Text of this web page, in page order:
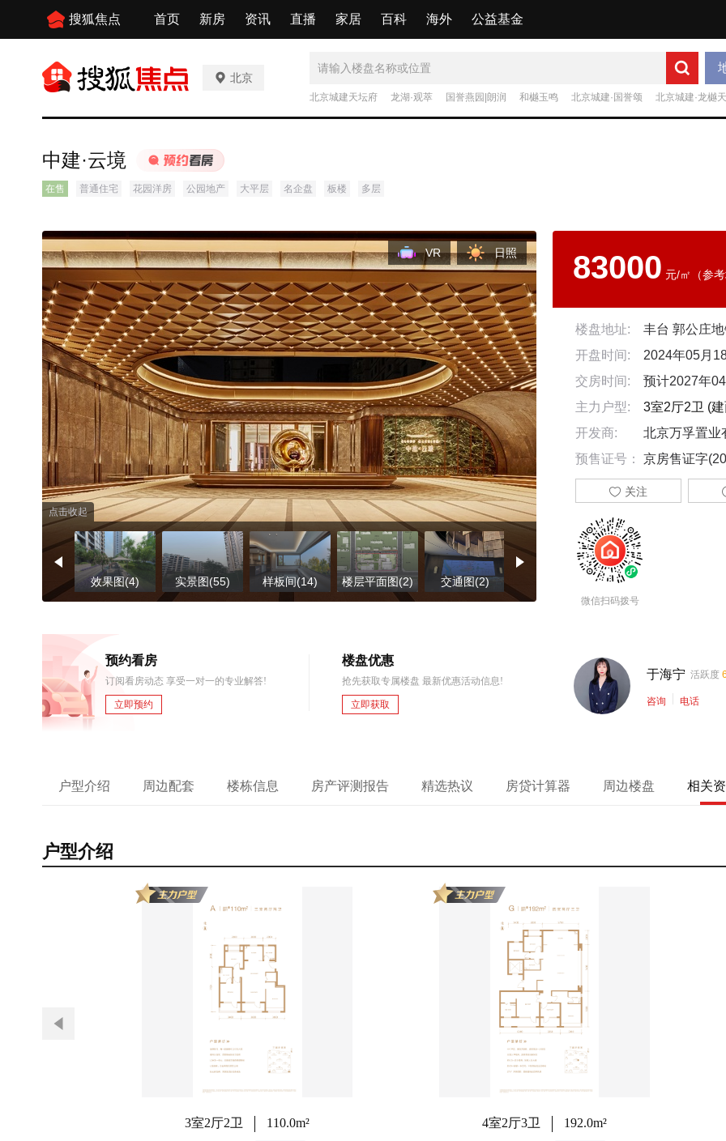
搜狐焦点 首页 新房 资讯 直播 家居 百科 海外 公益基金
北京
北京城建天坛府 龙湖·观萃 国誉燕园|朗润 和樾玉鸣 北京城建·国誉颂 北京城建·龙樾
中建·云境
在售 普通住宅 花园洋房 公园地产 大平层 名企盘 板楼 多层
日照
VR
点击收起
效果图(4) 实景图(55) 样板间(14) 楼层平面图(2) 交通图(2) 施工进度图(8)
83000 元/㎡（参
楼盘地址:
丰台 郭公庄
开盘时间:
2024年05月
交房时间:
预计2027年
主力户型:
3室2厅2卫 (
开发商:
北京万孚置业
预售证号：
京房售证字
 关注
微信扫码拨号
预约看房
订阅看房动态 享受一对一的专业解答!
立即预约
楼盘优惠
抢先获取专属楼盘 最新优惠活动信息!
立即获取
于海宁 活跃度
咨询 电话
户型介绍 周边配套 楼栋信息 房产评测报告 精选热议 房贷计算器 周边楼盘 相关
户型介绍
3室2厅2卫 110.0m² 4室2厅3卫 192.0m²